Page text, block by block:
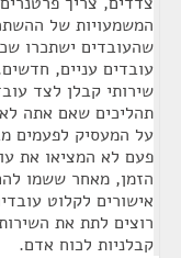
המשמעויות של
שהעובדים ישתכרו
עובדים עניים,
שירותי קבלן לצד
תהליכים שאם אתה
על המעסיק לפעמים
פעם לא המציאו את
הזמן, מאחר ששמו
אישורים לקלוט
רוצים לתת את
קבלניות לכוח אדם.